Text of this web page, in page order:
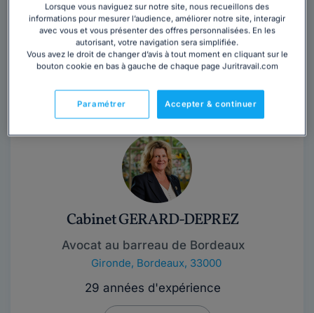
Contacter ce cabinet
Maître Ophélie BERRIER est avocate au barreau de
Bordeaux depuis 2012. Elle intervient en conseil et
défense en tant qu'avocat généraliste.Lire la suite
Cabinet GERARD-DEPREZ
Avocat au barreau de Bordeaux
Gironde, Bordeaux, 33000
29 années d'expérience
Lorsque vous naviguez sur notre site, nous recueillons des
informations pour mesurer l’audience, améliorer notre site, interagir
avec vous et vous présenter des offres personnalisées. En les
autorisant, votre navigation sera simplifiée.
Vous avez le droit de changer d’avis à tout moment en cliquant sur le
bouton cookie en bas à gauche de chaque page Juritravail.com
Accepter & continuer
Paramétrer